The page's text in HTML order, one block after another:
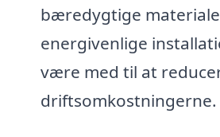
bæredygtige
energivenlige
være med til at
driftsomkostningerne.